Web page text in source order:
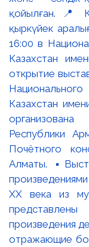
қойылған. 📍
қыркүйек
16:00 в
Казахстан
открытие
Казахстан
Республики
Почётного
Алматы.
XX века из
произведения
отражающие